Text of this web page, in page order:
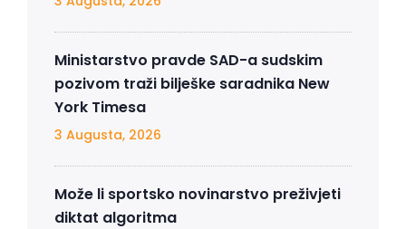
Ministarstvo pravde SAD-a sudskim
pozivom traži bilješke saradnika New
York Timesa
3 Augusta, 2026
Može li sportsko novinarstvo preživjeti
diktat algoritma